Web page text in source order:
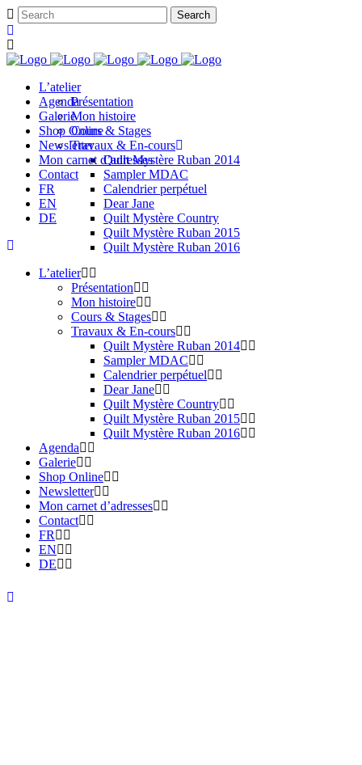
L’atelier
Présentation
Mon histoire
Cours & Stages
Travaux & En-cours
Quilt Mystère Ruban 2014
Sampler MDAC
Calendrier perpétuel
Dear Jane
Quilt Mystère Country
Quilt Mystère Ruban 2015
Quilt Mystère Ruban 2016
Agenda
Galerie
Shop Online
Newsletter
Mon carnet d’adresses
Contact
FR
EN
DE
L’atelier
Présentation
Mon histoire
Cours & Stages
Travaux & En-cours
Quilt Mystère Ruban 2014
Sampler MDAC
Calendrier perpétuel
Dear Jane
Quilt Mystère Country
Quilt Mystère Ruban 2015
Quilt Mystère Ruban 2016
Agenda
Galerie
Shop Online
Newsletter
Mon carnet d’adresses
Contact
FR
EN
DE